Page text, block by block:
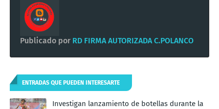
Publicado por RD FIRMA AUTORIZADA C.POLANCO
ENTRADAS QUE PUEDEN INTERESARTE
Investigan lanzamiento de botellas durante la